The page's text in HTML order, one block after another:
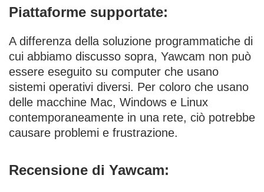
Piattaforme supportate:
A differenza della soluzione programmatiche di
cui abbiamo discusso sopra, Yawcam non può
essere eseguito su computer che usano
sistemi operativi diversi. Per coloro che usano
delle macchine Mac, Windows e Linux
contemporaneamente in una rete, ciò potrebbe
causare problemi e frustrazione.
Recensione di Yawcam: